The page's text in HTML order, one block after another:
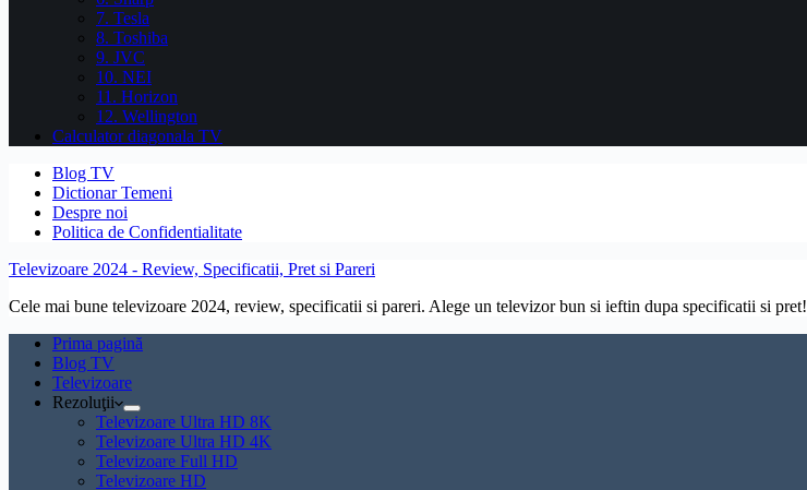
7. Tesla
8. Toshiba
9. JVC
10. NEI
11. Horizon
12. Wellington
Calculator diagonala TV
Blog TV
Dictionar Temeni
Despre noi
Politica de Confidentialitate
Televizoare 2024 - Review, Specificatii, Pret si Pareri
Cele mai bune televizoare 2024, review, specificatii si pareri. Alege un televizor bun si ieftin dupa specificatii si pret!
Prima pagină
Blog TV
Televizoare
Rezoluţii
Televizoare Ultra HD 8K
Televizoare Ultra HD 4K
Televizoare Full HD
Televizoare HD